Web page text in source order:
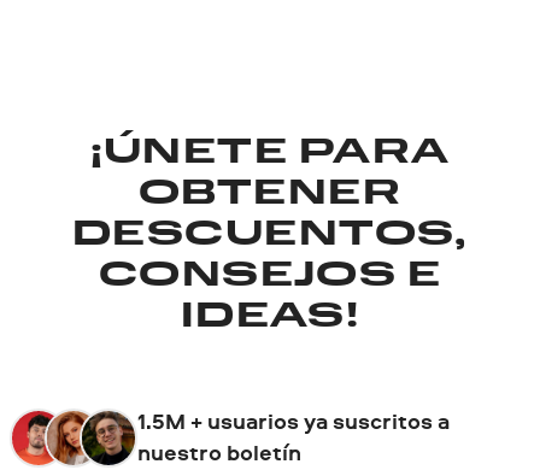
¡ÚNETE PARA
OBTENER
DESCUENTOS,
CONSEJOS E
IDEAS!
1.5M + usuarios ya suscritos a
nuestro boletín